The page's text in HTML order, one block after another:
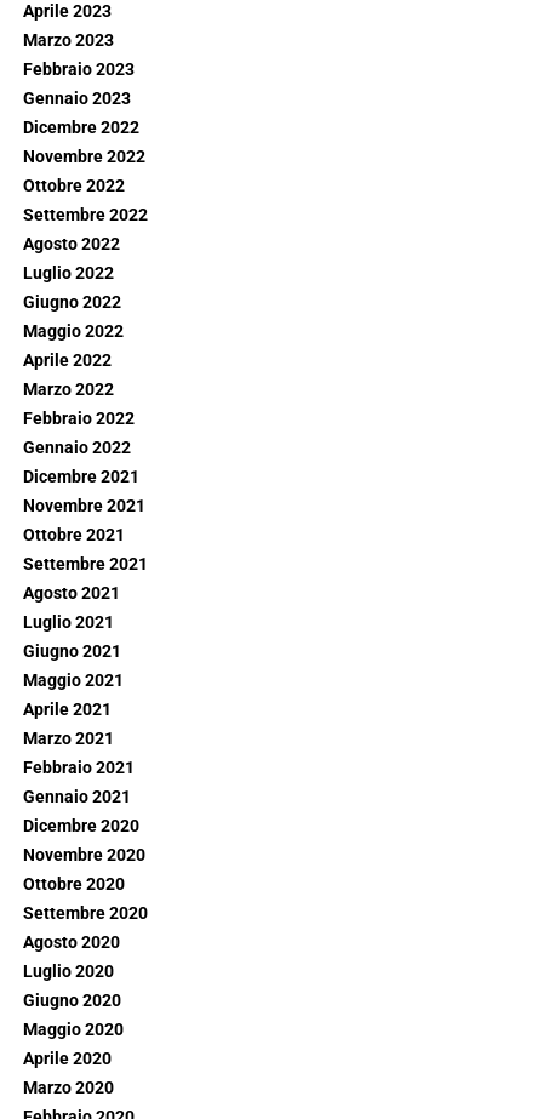
Aprile 2023
Marzo 2023
Febbraio 2023
Gennaio 2023
Dicembre 2022
Novembre 2022
Ottobre 2022
Settembre 2022
Agosto 2022
Luglio 2022
Giugno 2022
Maggio 2022
Aprile 2022
Marzo 2022
Febbraio 2022
Gennaio 2022
Dicembre 2021
Novembre 2021
Ottobre 2021
Settembre 2021
Agosto 2021
Luglio 2021
Giugno 2021
Maggio 2021
Aprile 2021
Marzo 2021
Febbraio 2021
Gennaio 2021
Dicembre 2020
Novembre 2020
Ottobre 2020
Settembre 2020
Agosto 2020
Luglio 2020
Giugno 2020
Maggio 2020
Aprile 2020
Marzo 2020